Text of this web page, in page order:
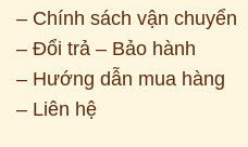
– Chính sách vận chuyển
– Đổi trả – Bảo hành
– Hướng dẫn mua hàng
– Liên hệ